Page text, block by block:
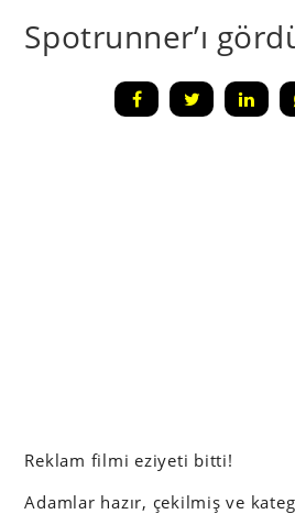
Spotrunner’ı
Reklam filmi eziyeti bitti!
Adamlar hazır, çekilmiş ve